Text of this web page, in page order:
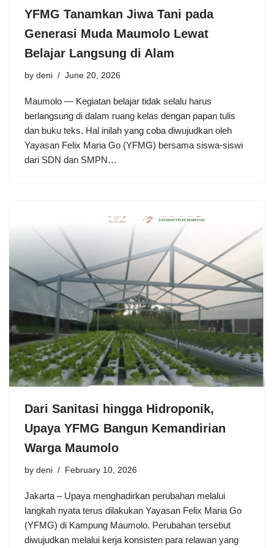
YFMG Tanamkan Jiwa Tani pada
Generasi Muda Maumolo Lewat
Belajar Langsung di Alam
by deni June 20, 2026
Maumolo — Kegiatan belajar tidak selalu harus
berlangsung di dalam ruang kelas dengan papan tulis
dan buku teks. Hal inilah yang coba diwujudkan oleh
Yayasan Felix Maria Go (YFMG) bersama siswa-siswi
dari SDN dan SMPN…
Dari Sanitasi hingga Hidroponik,
Upaya YFMG Bangun Kemandirian
Warga Maumolo
by deni February 10, 2026
Jakarta – Upaya menghadirkan perubahan melalui
langkah nyata terus dilakukan Yayasan Felix Maria Go
(YFMG) di Kampung Maumolo. Perubahan tersebut
diwujudkan melalui kerja konsisten para relawan yang